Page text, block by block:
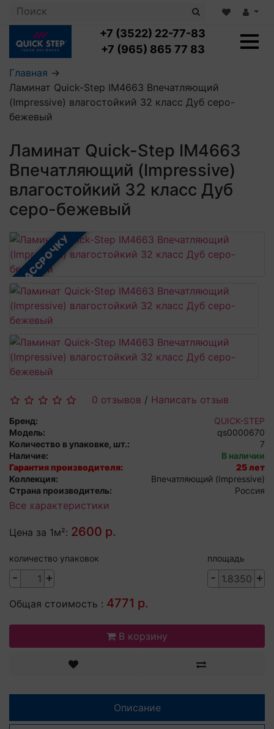
+7 (3522) 22-77-83
+7 (965) 865 77 83
Ламинат с укладкой
Ламинат 32 класс
Посмотреть все категории
LOC FLOOR PLUS
LOC FLOOR ARCTIC
Посмотреть все категории
Кварцвиниловая плитка с укладкой
Клеевая кварцвиниловая плитка
Виниловый ламинат
Кварцвинил SPC OASIS
Посмотреть все категории
Плинтус
Профили для ступеней
Подложка
Пороги
Посмотреть все категории
Аксессуары для стеновых панелей
Главная →
Ламинат Quick-Step IM4663 Впечатляющий
(Impressive) влагостойкий 32 класс Дуб серо-
бежевый
Ламинат Quick-Step IM4663
Впечатляющий (Impressive)
влагостойкий 32 класс Дуб
серо-бежевый
В РАССРОЧКУ
0 отзывов / Написать отзыв
Бренд:
QUICK-STEP
Модель:
qs0000670
Количество в упаковке, шт.:
7
Наличие:
В наличии
Гарантия производителя:
25 лет
Коллекция:
Впечатляющий (Impressive)
Страна производитель:
Россия
Все характеристики
Цена за 1м²: 2600 р.
количество упаковок
- +
площадь
- +
Общая стоимость : 4771 р.
В корзину
Описание